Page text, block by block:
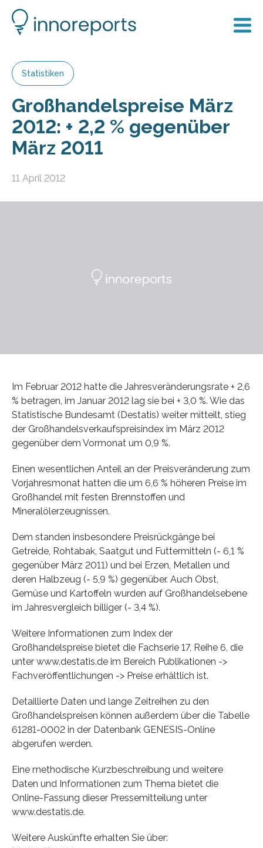
Statistiken
Großhandelspreise März
2012: + 2,2 % gegenüber
März 2011
11 April 2012
Im Februar 2012 hatte die Jahresveränderungsrate + 2,6
% betragen, im Januar 2012 lag sie bei + 3,0 %. Wie das
Statistische Bundesamt (Destatis) weiter mitteilt, stieg
der Großhandelsverkaufspreisindex im März 2012
gegenüber dem Vormonat um 0,9 %.
Einen wesentlichen Anteil an der Preisveränderung zum
Vorjahresmonat hatten die um 6,6 % höheren Preise im
Großhandel mit festen Brennstoffen und
Mineralölerzeugnissen.
Dem standen insbesondere Preisrückgänge bei
Getreide, Rohtabak, Saatgut und Futtermitteln (- 6,1 %
gegenüber März 2011) und bei Erzen, Metallen und
deren Halbzeug (- 5,9 %) gegenüber. Auch Obst,
Gemüse und Kartoffeln wurden auf Großhandelsebene
im Jahresvergleich billiger (- 3,4 %).
Weitere Informationen zum Index der
Großhandelspreise bietet die Fachserie 17, Reihe 6, die
unter www.destatis.de im Bereich Publikationen ->
Fachveröffentlichungen -> Preise erhältlich ist.
Detaillierte Daten und lange Zeitreihen zu den
Großhandelspreisen können außerdem über die Tabelle
61281-0002 in der Datenbank GENESIS-Online
abgerufen werden.
Eine methodische Kurzbeschreibung und weitere
Daten und Informationen zum Thema bietet die
Online-Fassung dieser Pressemitteilung unter
www.destatis.de.
Weitere Auskünfte erhalten Sie über: